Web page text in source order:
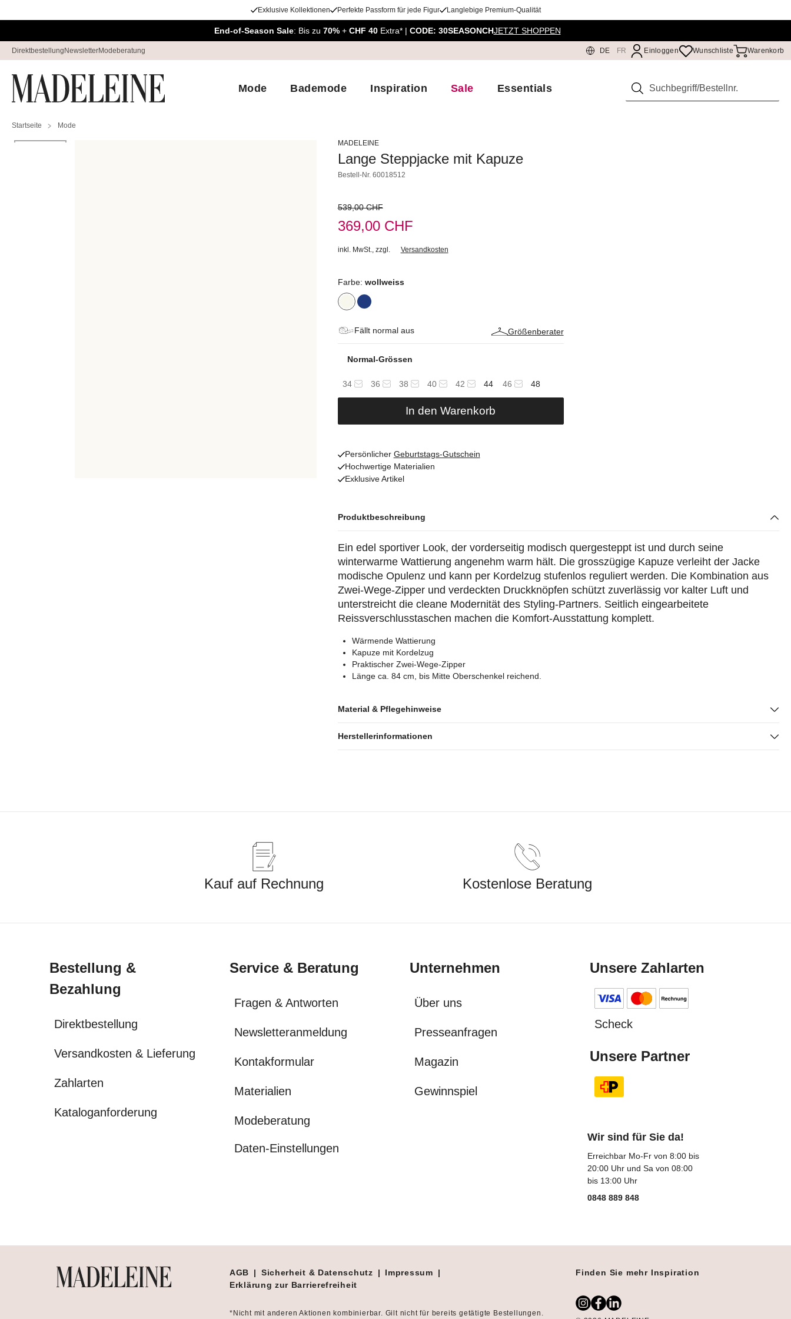
Exklusive Kollektionen Perfekte Passform für jede Figur Langlebige Premium-Qualität
End-of-Season Sale: Bis zu 70%+ CHF 40 Extra* | CODE: 30SEASONCHJETZT SHOPPEN
Direktbestellung NewsletterModeberatung DE FR Einloggen Wunschliste Warenkorb
Mode Bademode Inspiration Sale Essentials Suchen
Startseite Mode
MADELEINE
Lange Steppjacke mit Kapuze
Bestell-Nr. 60018512
539,00 CHF
369,00 CHF
inkl. MwSt., zzgl. Versandkosten
Farbe: wollweiss
Fällt normal aus Größenberater
Normal-Grössen
34 36 38 40 42 44 46 48
In den Warenkorb
Persönlicher Geburtstags-Gutschein
Hochwertige Materialien
Exklusive Artikel
Produktbeschreibung
Ein edel sportiver Look, der vorderseitig modisch quergesteppt ist und durch seine
winterwarme Wattierung angenehm warm hält. Die grosszügige Kapuze verleiht der Jacke
modische Opulenz und kann per Kordelzug stufenlos reguliert werden. Die Kombination aus
Zwei-Wege-Zipper und verdeckten Druckknöpfen schützt zuverlässig vor kalter Luft und
unterstreicht die cleane Modernität des Styling-Partners. Seitlich eingearbeitete
Reissverschlusstaschen machen die Komfort-Ausstattung komplett.
Wärmende Wattierung
Kapuze mit Kordelzug
Praktischer Zwei-Wege-Zipper
Länge ca. 84 cm, bis Mitte Oberschenkel reichend.
Material & Pflegehinweise
Herstellerinformationen
Kauf auf Rechnung Kostenlose Beratung
Bestellung &
Bezahlung
Direktbestellung
Versandkosten & Lieferung
Zahlarten
Kataloganforderung
Service & Beratung
Fragen & Antworten
Newsletteranmeldung
Kontakformular
Materialien
Modeberatung
Daten-Einstellungen
Unternehmen
Über uns
Presseanfragen
Magazin
Gewinnspiel
Unsere Zahlarten
Scheck
Unsere Partner
Wir sind für Sie da!
Erreichbar Mo-Fr von 8:00 bis
20:00 Uhr und Sa von 08:00
bis 13:00 Uhr
0848 889 848
AGB | Sicherheit & Datenschutz | Impressum
|
Erklärung zur Barrierefreiheit
*Nicht mit anderen Aktionen kombinierbar. Gilt nicht für bereits getätigte Bestellungen.
Finden Sie mehr Inspiration